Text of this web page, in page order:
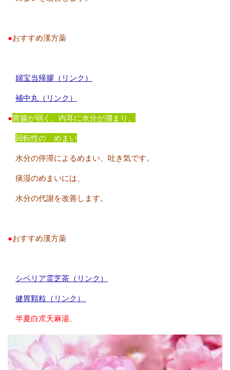
●おすすめ漢方薬
婦宝当帰膠（リンク）
補中丸（リンク）
●胃腸が弱く、内耳に水分が溜まり、
回転性の めまい
水分の停滞によるめまい、吐き気です。
痰湿のめまいには、
水分の代謝を改善します。
●おすすめ漢方薬
シベリア霊芝茶（リンク）
健胃顆粒（リンク）
半夏白朮天麻湯、